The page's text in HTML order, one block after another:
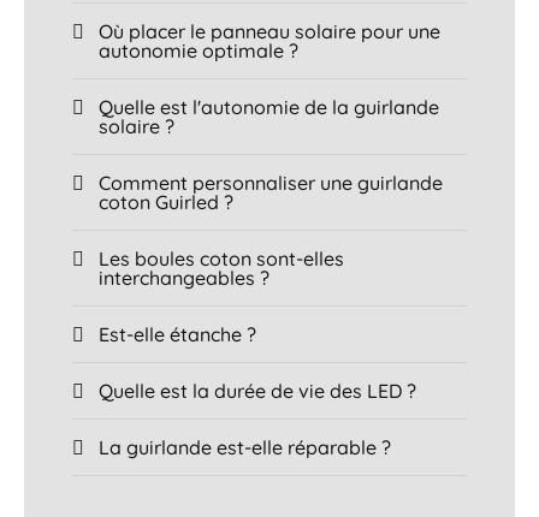
Où placer le panneau solaire pour une
autonomie optimale ?
Quelle est l'autonomie de la guirlande
solaire ?
Comment personnaliser une guirlande
coton Guirled ?
Les boules coton sont-elles
interchangeables ?
Est-elle étanche ?
Quelle est la durée de vie des LED ?
La guirlande est-elle réparable ?